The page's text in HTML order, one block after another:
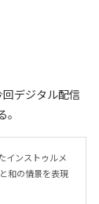
回デジタル配信
インストゥルメ
和の情景を表現